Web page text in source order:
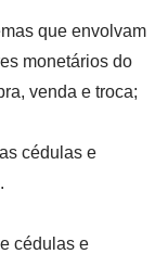
que envolvam
monetários do
venda e troca;
cédulas e
cédulas e